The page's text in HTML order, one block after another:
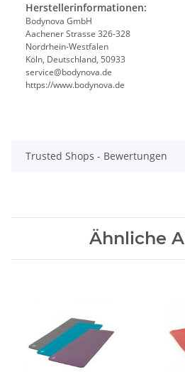
Herstellerinformationen:
Bodynova GmbH
Aachener Strasse 326-328
Nordrhein-Westfalen
Köln, Deutschland, 50933
service@bodynova.de
https://www.bodynova.de
Trusted Shops - Bewertungen
Ähnliche